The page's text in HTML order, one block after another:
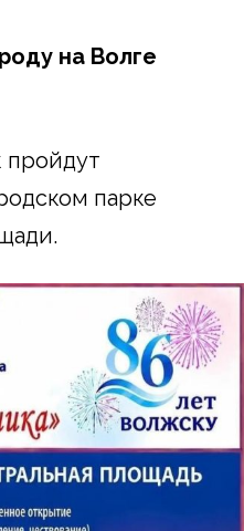
на Волге
пройдут
парке